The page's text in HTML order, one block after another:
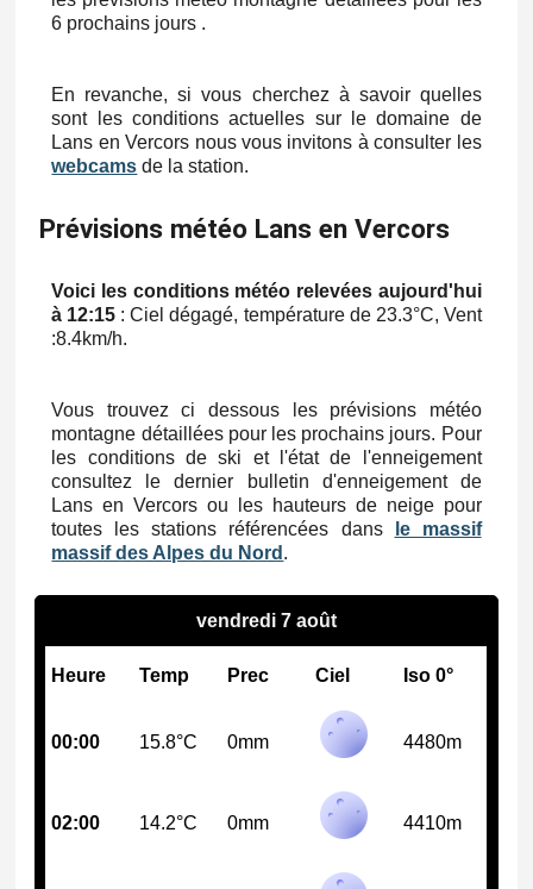
6 prochains jours .
En revanche, si vous cherchez à savoir quelles
sont les conditions actuelles sur le domaine de
Lans en Vercors nous vous invitons à consulter les
webcams de la station.
Prévisions météo Lans en Vercors
Voici les conditions météo relevées aujourd'hui
à 12:15 : Ciel dégagé, température de 23.3°C, Vent
:8.4km/h.
Vous trouvez ci dessous les prévisions météo
montagne détaillées pour les prochains jours. Pour
les conditions de ski et l'état de l'enneigement
consultez le dernier bulletin d'enneigement de
Lans en Vercors ou les hauteurs de neige pour
toutes les stations référencées dans
le massif
massif des Alpes du Nord .
vendredi 7 août
Heure Temp Prec Ciel Iso 0°
00:00 15.8°C 0mm 4480m
02:00 14.2°C 0mm 4410m